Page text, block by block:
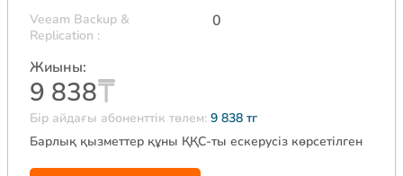
Veeam Backup &
Replication :
0
Жиыны:
9 838
Бір айдағы абоненттік төлем: 9 838 тг
Барлық қызметтер құны ҚҚС-ты ескерусіз көрсетілген